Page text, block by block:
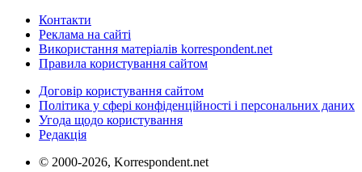
Контакти
Реклама на сайті
Використання матеріалів korrespondent.net
Правила користування сайтом
Договір користування сайтом
Політика у сфері конфіденційності і персональних даних
Угода щодо користування
Редакція
© 2000-2026, Korrespondent.net